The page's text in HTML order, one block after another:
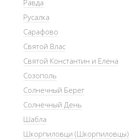
Равда
Русалка
Сарафово
Святой Влас
Святой Константин и Елена
Созополь
Солнечный Берег
Солнечный День
Шабла
Шкорпиловци (Шкорпиловцы)